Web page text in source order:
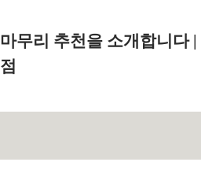
마무리 추천을 소개합니다
점